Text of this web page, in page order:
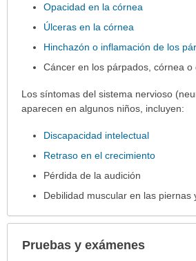
Opacidad en la córnea
Úlceras en la córnea
Hinchazón o inflamación de los
Cáncer en los párpados, córnea o
Los síntomas del sistema nervioso
aparecen en algunos niños, incluyen:
Discapacidad intelectual
Retraso en el crecimiento
Pérdida de la audición
Debilidad muscular en las piernas
Pruebas y exámenes